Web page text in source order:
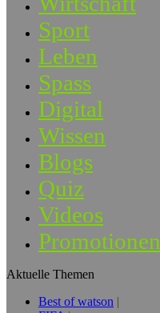
Sport
Leben
Spass
Digital
Wissen
Blogs
Quiz
Videos
Promotionen
Aktuelle Themen
Best of watson